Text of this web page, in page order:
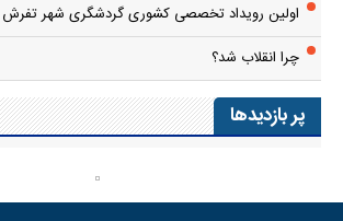
اولین رویداد تخصصی کشوری گردشگری شهر تفرش
چرا انقلاب شد؟
پر بازدیدها